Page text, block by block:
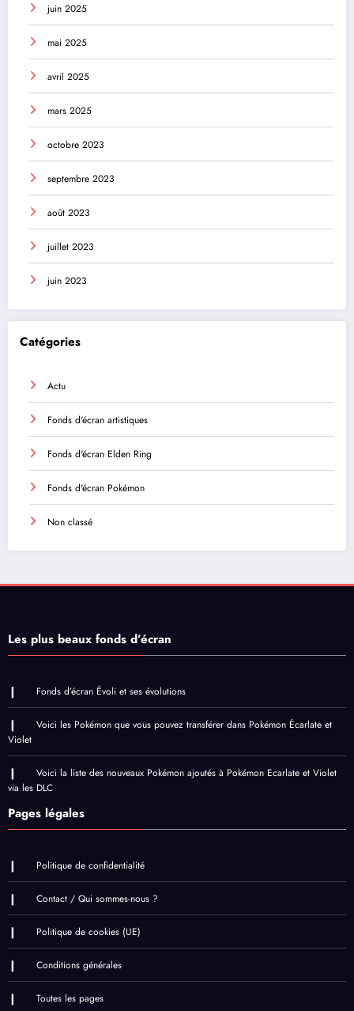
juin 2025
mai 2025
avril 2025
mars 2025
octobre 2023
septembre 2023
août 2023
juillet 2023
juin 2023
Catégories
Actu
Fonds d'écran artistiques
Fonds d'écran Elden Ring
Fonds d'écran Pokémon
Non classé
Les plus beaux fonds d’écran
Fonds d’écran Évoli et ses évolutions
Voici les Pokémon que vous pouvez transférer dans Pokémon Écarlate et
Violet
Voici la liste des nouveaux Pokémon ajoutés à Pokémon Ecarlate et Violet
via les DLC
Pages légales
Politique de confidentialité
Contact / Qui sommes-nous ?
Politique de cookies (UE)
Conditions générales
Toutes les pages